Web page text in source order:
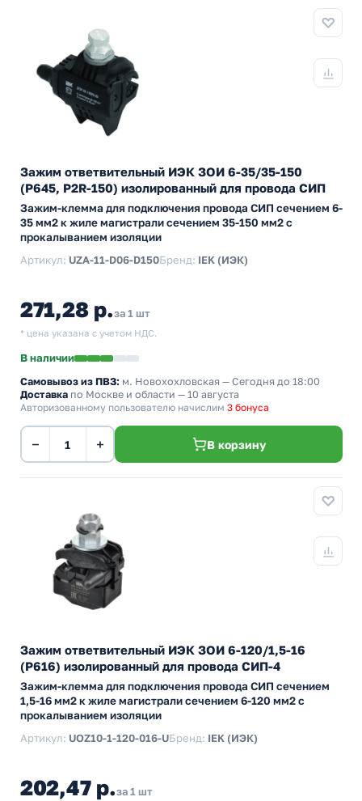
Зажим ответвительный ИЭК ЗОИ 6-35/35-150
(P645, P2R-150) изолированный для провода СИП
Зажим-клемма для подключения провода СИП сечением 6-
35 мм2 к жиле магистрали сечением 35-150 мм2 с
прокалыванием изоляции
Артикул: UZA-11-D06-D150Бренд: IEK (ИЭК)
271,28 р.за 1 шт
* цена указана с учетом НДС.
В наличии
Самовывоз из ПВЗ: м. Новохохловская — Сегодня до 18:00
Доставка по Москве и области — 10 августа
Авторизованному пользователю начислим 3 бонуса
− + В корзину
Зажим ответвительный ИЭК ЗОИ 6-120/1,5-16
(P616) изолированный для провода СИП-4
Зажим-клемма для подключения провода СИП сечением
1,5-16 мм2 к жиле магистрали сечением 6-120 мм2 с
прокалыванием изоляции
Артикул: UOZ10-1-120-016-UБренд: IEK (ИЭК)
202,47 р.за 1 шт